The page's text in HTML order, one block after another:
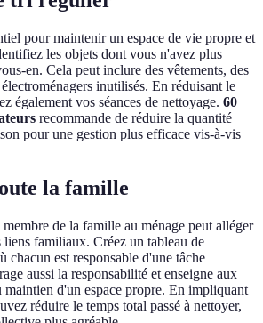
pour maintenir un espace de vie propre et
les objets dont vous n'avez plus
en. Cela peut inclure des vêtements, des
inutilisés. En réduisant le
également vos séances de nettoyage. 60
recommande de réduire la quantité
pour une gestion plus efficace vis-à-vis
la famille
de la famille au ménage peut alléger
liens familiaux. Créez un tableau de
chacun est responsable d'une tâche
aussi la responsabilité et enseigne aux
maintien d'un espace propre. En impliquant
réduire le temps total passé à nettoyer,